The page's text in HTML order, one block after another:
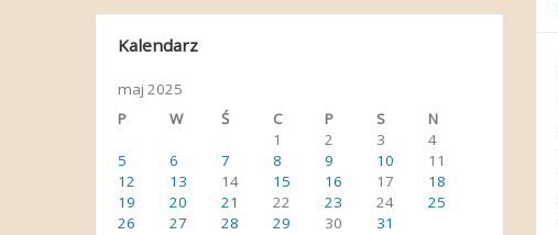
Kalendarz
maj 2025
P
W Ś C P S
N
1
2 3
4
5
6 7 8 9 10
11
12
13 14 15 16 17
18
19
20 21 22 23 24
25
26
27 28 29 30 31